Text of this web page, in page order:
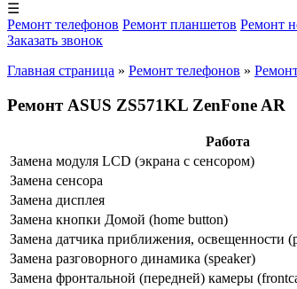
☰
Ремонт телефонов Ремонт планшетов Ремонт
Заказать звонок
Главная страница » Ремонт телефонов »
Ремонт ASUS ZS571KL ZenFone AR
Работа
Замена модуля LCD (экрана с сенсором)
Замена сенсора
Замена дисплея
Замена кнопки Домой (home button)
Замена датчика приближения, освещенности
Замена разговорного динамика (speaker)
Замена фронтальной (передней) камеры